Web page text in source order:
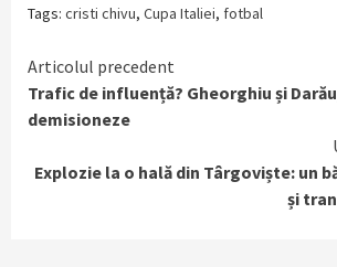
Tags: cristi chivu, Cupa Italiei, fotbal
Continue
Reading
Articolul precedent
Trafic de influență? Gheorghiu și
demisioneze
Explozie la o hală din Târgoviște: un
și